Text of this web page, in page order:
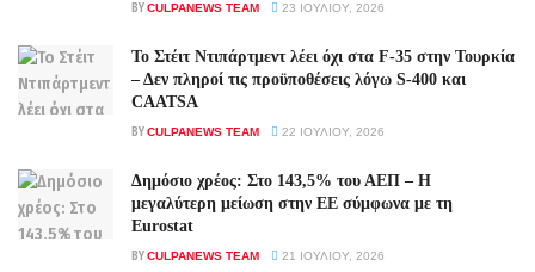
BYCULPANEWS TEAM 23 ΙΟΥΛΊΟΥ, 2026
Το Στέιτ Ντιπάρτμεντ λέει όχι στα F-35 στην Τουρκία
– Δεν πληροί τις προϋποθέσεις λόγω S-400 και
CAATSA
BYCULPANEWS TEAM 22 ΙΟΥΛΊΟΥ, 2026
Δημόσιο χρέος: Στο 143,5% του ΑΕΠ – Η
μεγαλύτερη μείωση στην ΕΕ σύμφωνα με τη
Eurostat
BYCULPANEWS TEAM 21 ΙΟΥΛΊΟΥ, 2026